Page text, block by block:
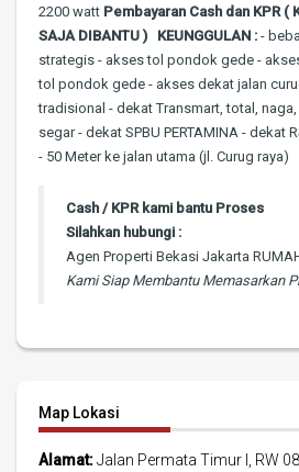
2200 watt Pembayaran Cash dan KPR (
SAJA DIBANTU ) KEUNGGULAN : -
strategis - akses tol pondok gede -
tol pondok gede - akses dekat jalan
tradisional - dekat Transmart, total,
segar - dekat SPBU PERTAMINA - dekat
- 50 Meter ke jalan utama (jl. Curug raya)
Cash / KPR kami bantu Proses
Silahkan hubungi :
Agen Properti Bekasi Jakarta
Kami Siap Membantu Memasarkan
Map Lokasi
Alamat:Jalan Permata Timur I, RW